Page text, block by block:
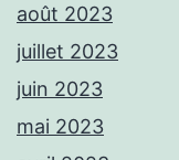
août 2023
juillet 2023
juin 2023
mai 2023